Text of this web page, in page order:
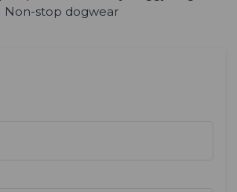
Non-stop dogwear